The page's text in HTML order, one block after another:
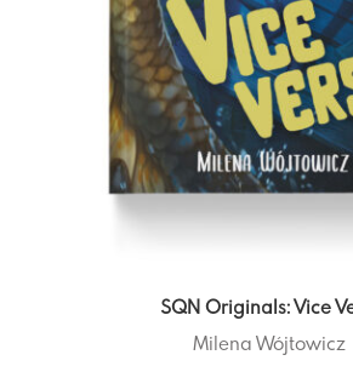
SQN Originals: Vice
Milena Wójtowicz